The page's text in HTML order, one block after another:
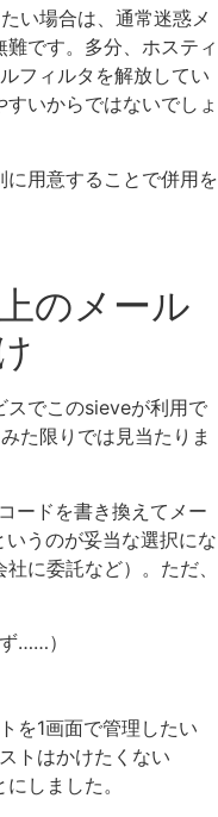
い場合は、通常迷惑メ
です。多分、ホスティ
フィルタを解放してい
いからではないでしょ
用意することで併用を
のメール
スでこのsieveが利用で
た限りでは見当たりま
ードを書き換えてメー
うのが妥当な選択にな
に委託など）。ただ、
……）
を1画面で管理したい
トはかけたくない
しました。